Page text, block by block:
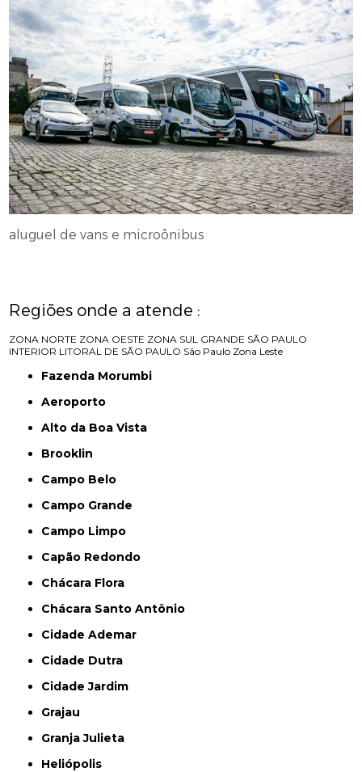
aluguel de vans e microônibus
Regiões onde a atende :
ZONA NORTE ZONA OESTE ZONA SUL GRANDE SÃO PAULO
INTERIOR LITORAL DE SÃO PAULO São Paulo Zona Leste
Fazenda Morumbi
Aeroporto
Alto da Boa Vista
Brooklin
Campo Belo
Campo Grande
Campo Limpo
Capão Redondo
Chácara Flora
Chácara Santo Antônio
Cidade Ademar
Cidade Dutra
Cidade Jardim
Grajau
Granja Julieta
Heliópolis